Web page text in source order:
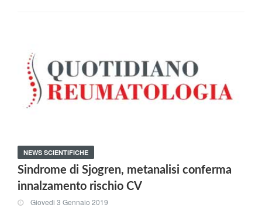
NEWS SCIENTIFICHE
Sindrome di Sjogren, metanalisi conferma
innalzamento rischio CV
Giovedi 3 Gennaio 2019